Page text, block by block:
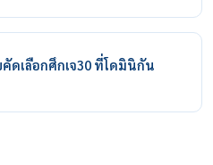
ดเลือกศึกเจ30 ที่โดมินิกัน